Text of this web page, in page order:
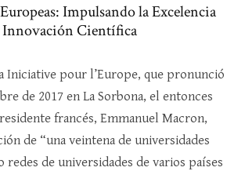
Impulsando la Excelencia
Innovación Científica
Iniciative pour l’Europe, que pronunció
de 2017 en La Sorbona, el entonces
francés, Emmanuel Macron,
de “una veintena de universidades
redes de universidades de varios países